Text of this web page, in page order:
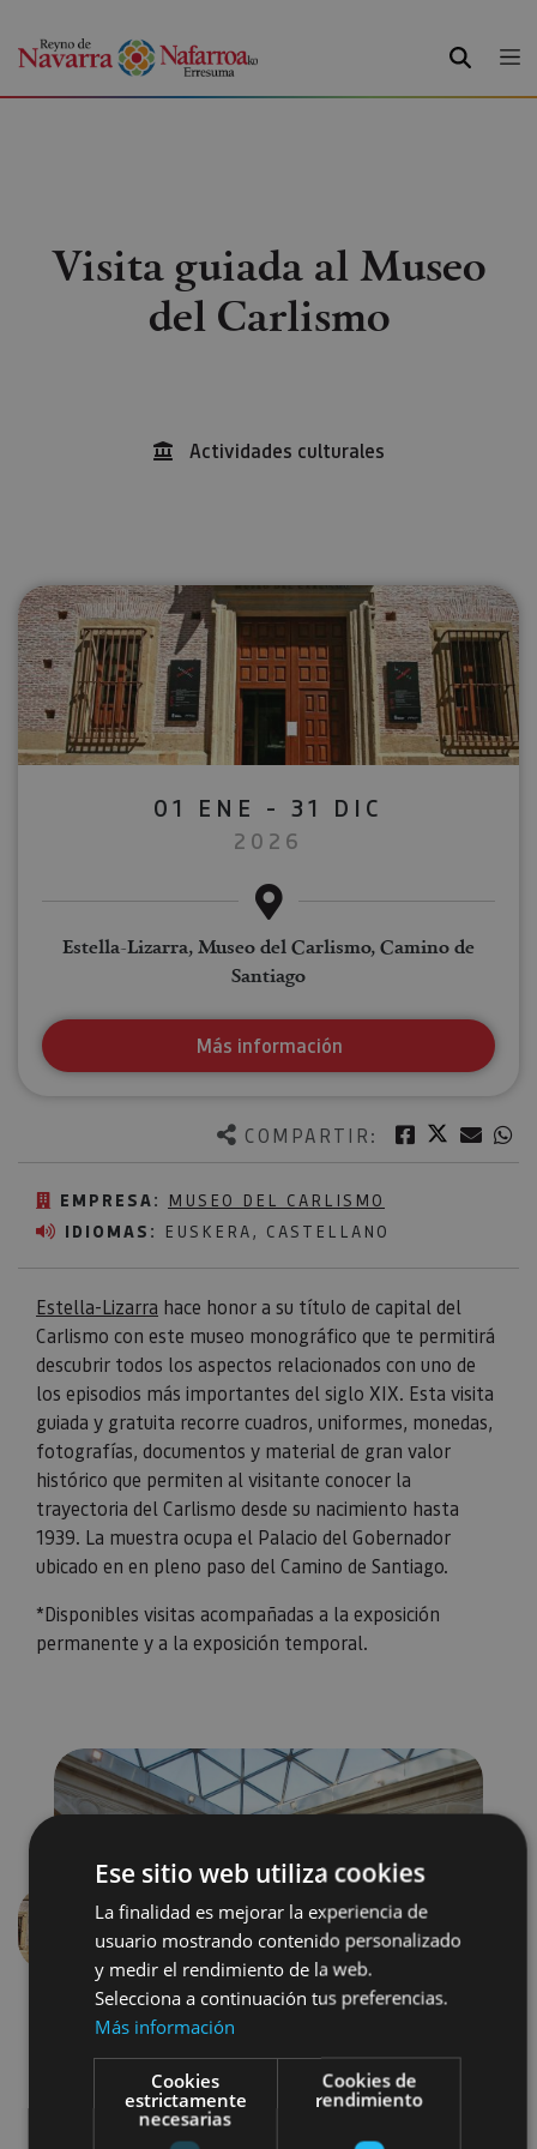
BUSCAR
Visita guiada al Museo
del Carlismo
Actividades culturales
COMPARTIR: Facebook
Twitter
EMPRESA: MUSEO DEL CARLISMO
IDIOMAS: EUSKERA, CASTELLANO
Estella-Lizarra hace honor a su título de capital del
Carlismo con este museo monográfico que te permitirá
descubrir todos los aspectos relacionados con uno de
los episodios más importantes del siglo XIX. Esta visita
guiada y gratuita recorre cuadros, uniformes, monedas,
fotografías, documentos y material de gran valor
histórico que permiten al visitante conocer la
trayectoria del Carlismo desde su nacimiento hasta
1939. La muestra ocupa el Palacio del Gobernador
ubicado en en pleno paso del Camino de Santiago.
*Disponibles visitas acompañadas a la exposición
permanente y a la exposición temporal.
01 ENE - 31 DIC
2026
Estella-Lizarra, Museo del Carlismo, Camino de
Santiago
Más información
Anterior
Ese sitio web utiliza cookies
La finalidad es mejorar la experiencia de
usuario mostrando contenido personalizado
y medir el rendimiento de la web.
Selecciona a continuación tus preferencias.
Más información
Cookies
estrictamente
necesarias
Cookies de
rendimiento